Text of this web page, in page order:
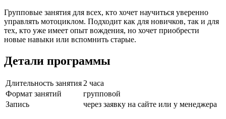
Групповые занятия для всех, кто хочет научиться уверенно
управлять мотоциклом. Подходит как для новичков, так и для
тех, кто уже имеет опыт вождения, но хочет приобрести
новые навыки или вспомнить старые.
Детали программы
Длительность занятия 2 часа
Формат занятий
групповой
Запись
через заявку на сайте или у менеджера